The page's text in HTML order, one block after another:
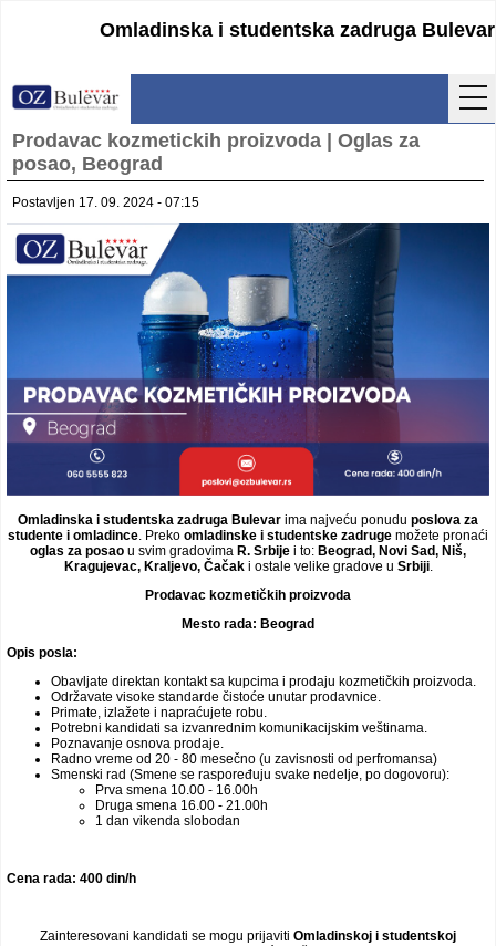
Omladinska i studentska zadruga Bulevar
Početna
Cenovnik
Kontakt
Lokacija
Pristupanje
Obrasci
Video oglasi
Prodavac kozmetickih proizvoda | Oglas za
posao, Beograd
Postavljen 17. 09. 2024 - 07:15
Omladinska i studentska zadruga Bulevar ima najveću ponudu poslova za
studente i omladince . Preko omladinske i studentske zadruge možete pronaći
oglas za posao u svim gradovima R. Srbije i to: Beograd, Novi Sad, Niš,
Kragujevac, Kraljevo, Čačaki ostale velike gradove u Srbiji.
Prodavac kozmetičkih proizvoda
Mesto rada: Beograd
Opis posla:
Obavljate direktan kontakt sa kupcima i prodaju kozmetičkih proizvoda.
Održavate visoke standarde čistoće unutar prodavnice.
Primate, izlažete i napraćujete robu.
Potrebni kandidati sa izvanrednim komunikacijskim veštinama.
Poznavanje osnova prodaje.
Radno vreme od 20 - 80 mesečno (u zavisnosti od perfromansa)
Smenski rad (Smene se raspoređuju svake nedelje, po dogovoru):
Prva smena 10.00 - 16.00h
Druga smena 16.00 - 21.00h
1 dan vikenda slobodan
Cena rada: 400 din/h
Zainteresovani kandidati se mogu prijaviti Omladinskoj i studentskoj